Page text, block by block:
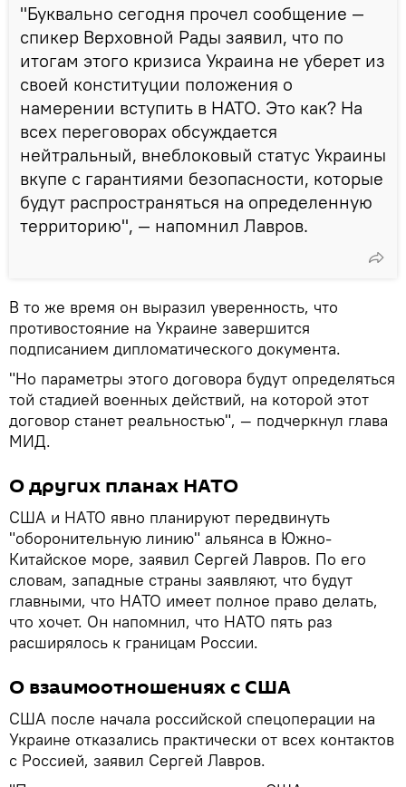
"Буквально сегодня прочел сообщение —
спикер Верховной Рады заявил, что по
итогам этого кризиса Украина не уберет из
своей конституции положения о
намерении вступить в НАТО. Это как? На
всех переговорах обсуждается
нейтральный, внеблоковый статус Украины
вкупе с гарантиями безопасности, которые
будут распространяться на определенную
территорию", — напомнил Лавров.
В то же время он выразил уверенность, что
противостояние на Украине завершится
подписанием дипломатического документа.
"Но параметры этого договора будут определяться
той стадией военных действий, на которой этот
договор станет реальностью", — подчеркнул глава
МИД.
О других планах НАТО
США и НАТО явно планируют передвинуть
"оборонительную линию" альянса в Южно-
Китайское море, заявил Сергей Лавров. По его
словам, западные страны заявляют, что будут
главными, что НАТО имеет полное право делать,
что хочет. Он напомнил, что НАТО пять раз
расширялось к границам России.
О взаимоотношениях с США
США после начала российской спецоперации на
Украине отказались практически от всех контактов
с Россией, заявил Сергей Лавров.